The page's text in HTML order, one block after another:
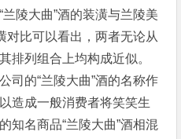
陵大曲”酒的装潢与兰陵美
对比可以看出，两者无论从
排列组合上均构成近似。
司的“兰陵大曲”酒的名称作
造成一般消费者将笑笑生
知名商品“兰陵大曲”酒相混